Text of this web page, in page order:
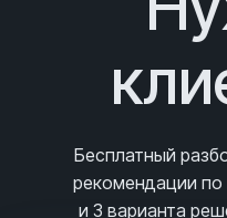
Бесплатный
рекомендации по
и 3 варианта